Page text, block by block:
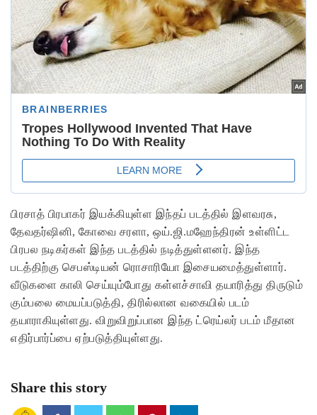
பிரசாத் பிரபாகர் இயக்கியுள்ள இந்தப் படத்தில் இளவரசு,
தேவதர்ஷினி, கோவை சரளா, ஒய்.ஜி.மஹேந்திரன் உள்ளிட்ட
பிரபல நடிகர்கள் இந்த படத்தில் நடித்துள்ளனர். இந்த
படத்திற்கு செபஸ்டியன் ரொசாரியோ இசையமைத்துள்ளார்.
வீடுகளை காலி செய்யும்போது கள்ளச்சாவி தயாரித்து திருடும்
கும்பலை மையப்படுத்தி, திரில்லான வகையில் படம்
தயாராகியுள்ளது. விறுவிறுப்பான இந்த ட்ரெய்லர் படம் மீதான
எதிர்பார்ப்பை ஏற்படுத்தியுள்ளது.
Share this story